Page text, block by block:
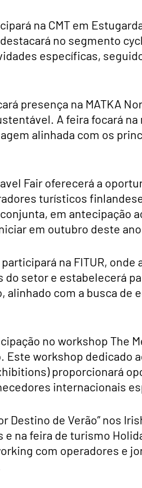
na CMT em
no segmento
específicas,
presença na MATKA
A feira focará
alinhada com os
Fair oferecerá a
turísticos
em antecipação
em outubro deste ano.
na FITUR,
setor e estabelecerá
alinhado com a busca
no workshop The
Este workshop dedicado
proporcionará
internacionais
Destino de Verão” nos
na feira de turismo
com operadores e